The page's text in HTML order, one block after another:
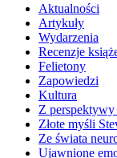
Aktualności
Artykuły
Wydarzenia
Recenzje
Felietony
Zapowiedzi
Kultura
Z
Złote myśli
Ze świata
Ujawnione